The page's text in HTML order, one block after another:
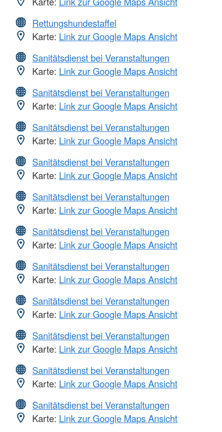
Rettungshundestaffel
Karte: Link zur Google Maps Ansicht
Sanitätsdienst bei Veranstaltungen
Karte: Link zur Google Maps Ansicht
Sanitätsdienst bei Veranstaltungen
Karte: Link zur Google Maps Ansicht
Sanitätsdienst bei Veranstaltungen
Karte: Link zur Google Maps Ansicht
Sanitätsdienst bei Veranstaltungen
Karte: Link zur Google Maps Ansicht
Sanitätsdienst bei Veranstaltungen
Karte: Link zur Google Maps Ansicht
Sanitätsdienst bei Veranstaltungen
Karte: Link zur Google Maps Ansicht
Sanitätsdienst bei Veranstaltungen
Karte: Link zur Google Maps Ansicht
Sanitätsdienst bei Veranstaltungen
Karte: Link zur Google Maps Ansicht
Sanitätsdienst bei Veranstaltungen
Karte: Link zur Google Maps Ansicht
Sanitätsdienst bei Veranstaltungen
Karte: Link zur Google Maps Ansicht
Sanitätsdienst bei Veranstaltungen
Karte: Link zur Google Maps Ansicht